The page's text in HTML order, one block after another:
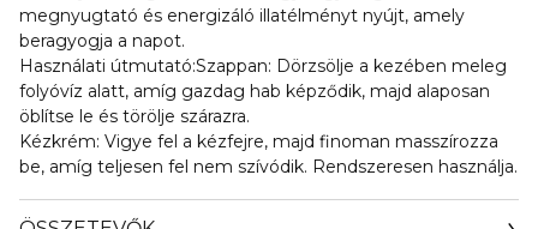
megnyugtató és energizáló illatélményt nyújt, amely
beragyogja a napot.
Használati útmutató:Szappan: Dörzsölje a kezében meleg
folyóvíz alatt, amíg gazdag hab képződik, majd alaposan
öblítse le és törölje szárazra.
Kézkrém: Vigye fel a kézfejre, majd finoman masszírozza
be, amíg teljesen fel nem szívódik. Rendszeresen használja.